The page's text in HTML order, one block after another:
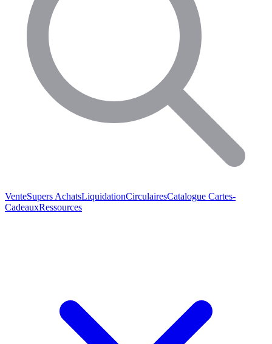
VenteSupers AchatsLiquidationCirculairesCatalogue Cartes-
CadeauxRessources